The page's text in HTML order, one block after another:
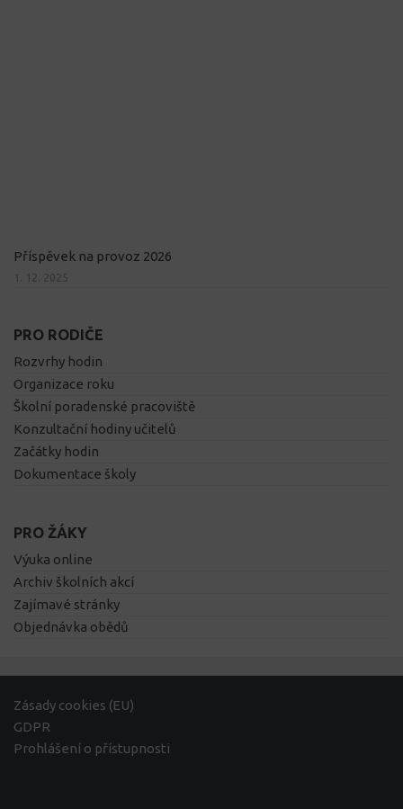
Příspěvek na provoz 2026
1. 12. 2025
PRO RODIČE
Rozvrhy hodin
Organizace roku
Školní poradenské pracoviště
Konzultační hodiny učitelů
Začátky hodin
Dokumentace školy
PRO ŽÁKY
Výuka online
Archiv školních akcí
Zajímavé stránky
Objednávka obědů
Zásady cookies (EU)
GDPR
Prohlášení o přístupnosti